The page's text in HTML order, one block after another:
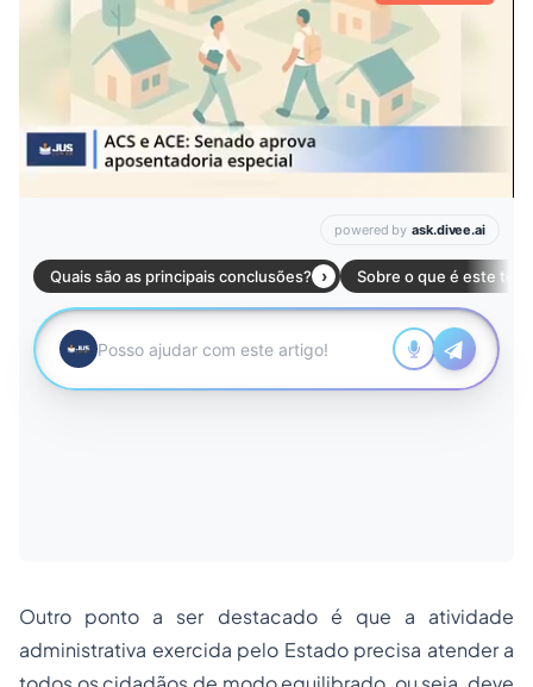
Outro ponto a ser destacado é que a atividade
administrativa exercida pelo Estado precisa atender a